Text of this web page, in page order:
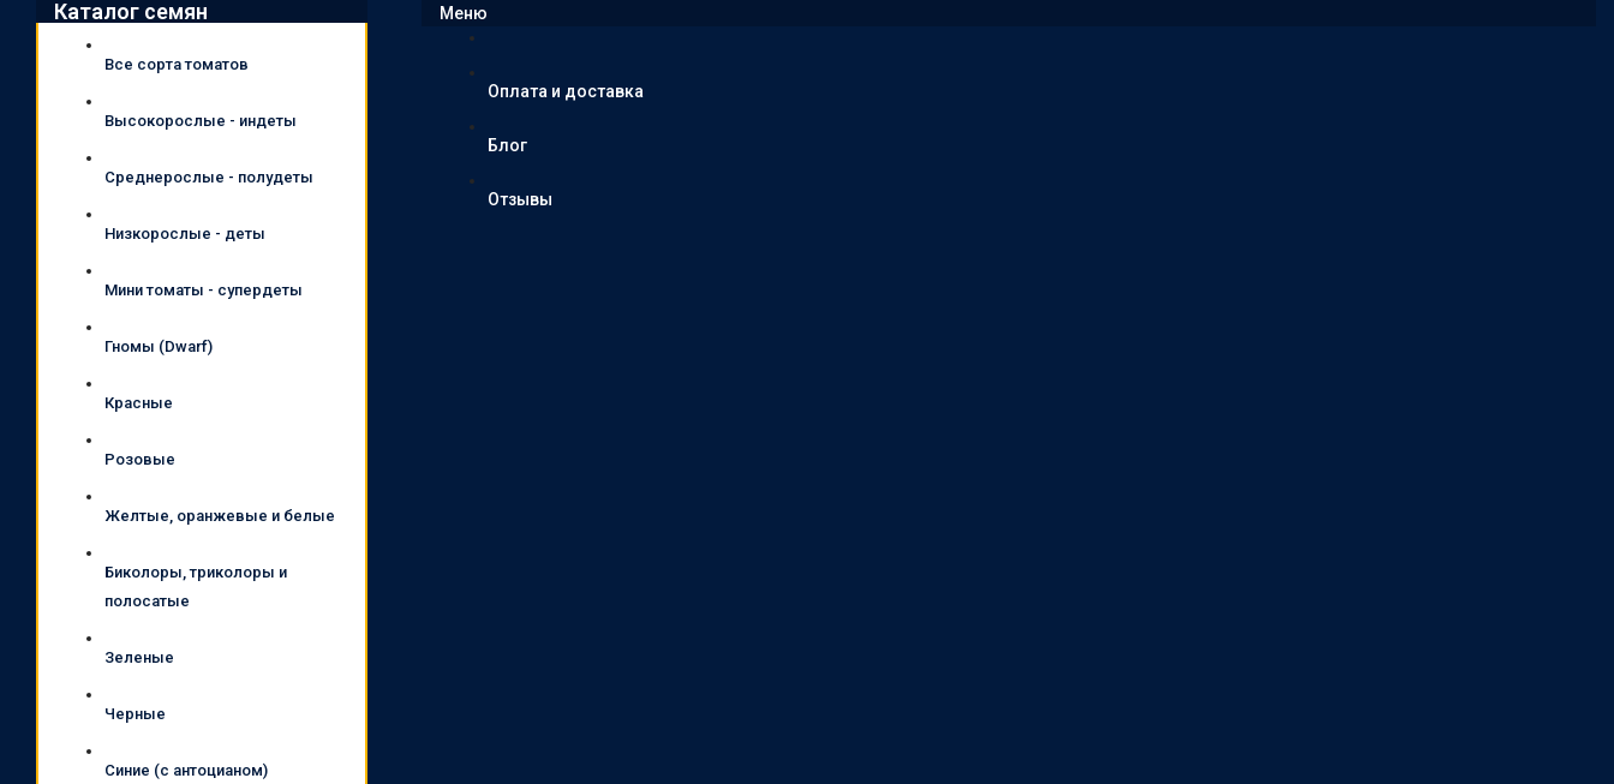
Каталог семян
Все сорта томатов
Высокорослые - индеты
Среднерослые - полудеты
Низкорослые - деты
Мини томаты - супердеты
Гномы (Dwarf)
Красные
Розовые
Желтые, оранжевые и белые
Биколоры, триколоры и
полосатые
Зеленые
Черные
Синие (с антоцианом)
Меню
Оплата и доставка
Блог
Отзывы